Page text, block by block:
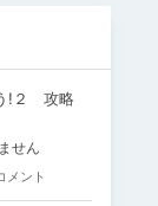
!２ 攻略
せん
メント